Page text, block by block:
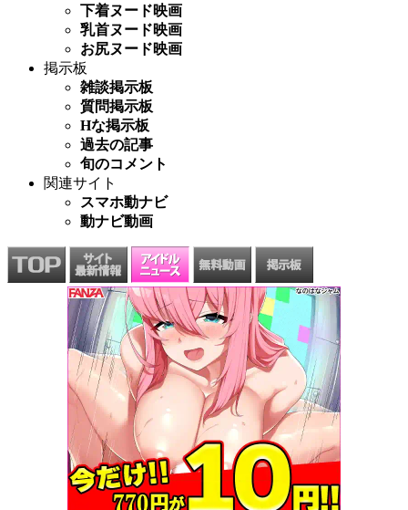
下着ヌード映画
乳首ヌード映画
お尻ヌード映画
掲示板
雑談掲示板
質問掲示板
Hな掲示板
過去の記事
旬のコメント
関連サイト
スマホ動ナビ
動ナビ動画